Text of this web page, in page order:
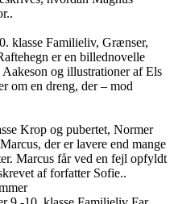
klasse Familieliv, Grænser,
er en billednovelle
og illustrationer af Els
om en dreng, der – mod
Krop og pubertet, Normer
der er lavere end mange
Marcus får ved en fejl opfyldt
af forfatter Sofie..